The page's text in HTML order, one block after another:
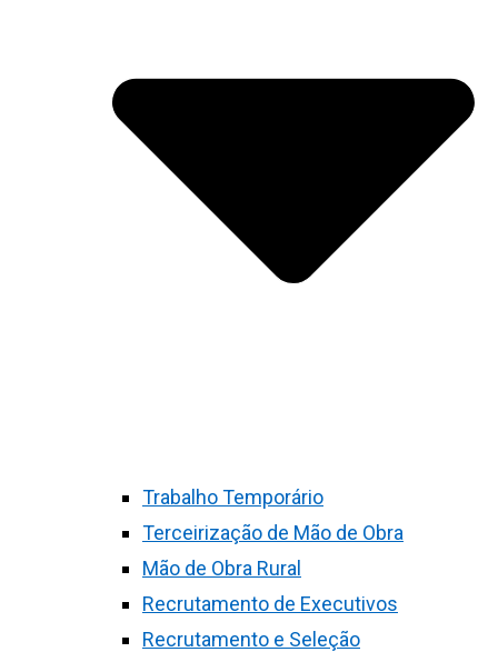
Trabalho Temporário
Terceirização de Mão de Obra
Mão de Obra Rural
Recrutamento de Executivos
Recrutamento e Seleção